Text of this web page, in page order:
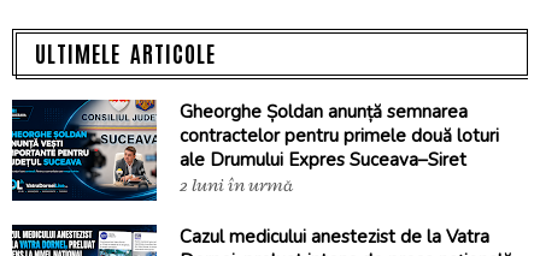
ULTIMELE ARTICOLE
Gheorghe Șoldan anunță semnarea
contractelor pentru primele două loturi
ale Drumului Expres Suceava–Siret
2 luni în urmă
Cazul medicului anestezist de la Vatra